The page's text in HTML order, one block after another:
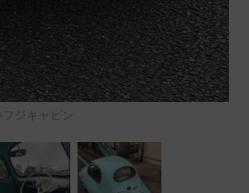
ジキャビン